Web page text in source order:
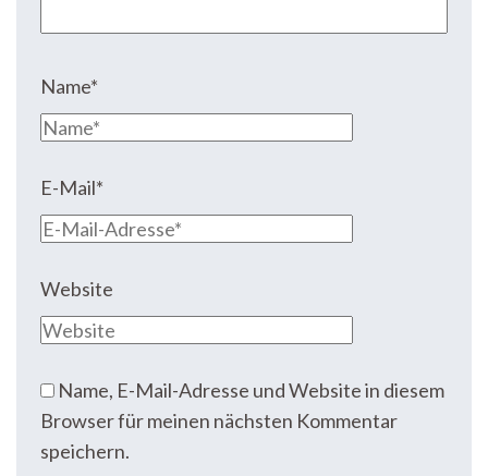
Name*
E-Mail*
Website
Name, E-Mail-Adresse und Website in diesem
Browser für meinen nächsten Kommentar
speichern.